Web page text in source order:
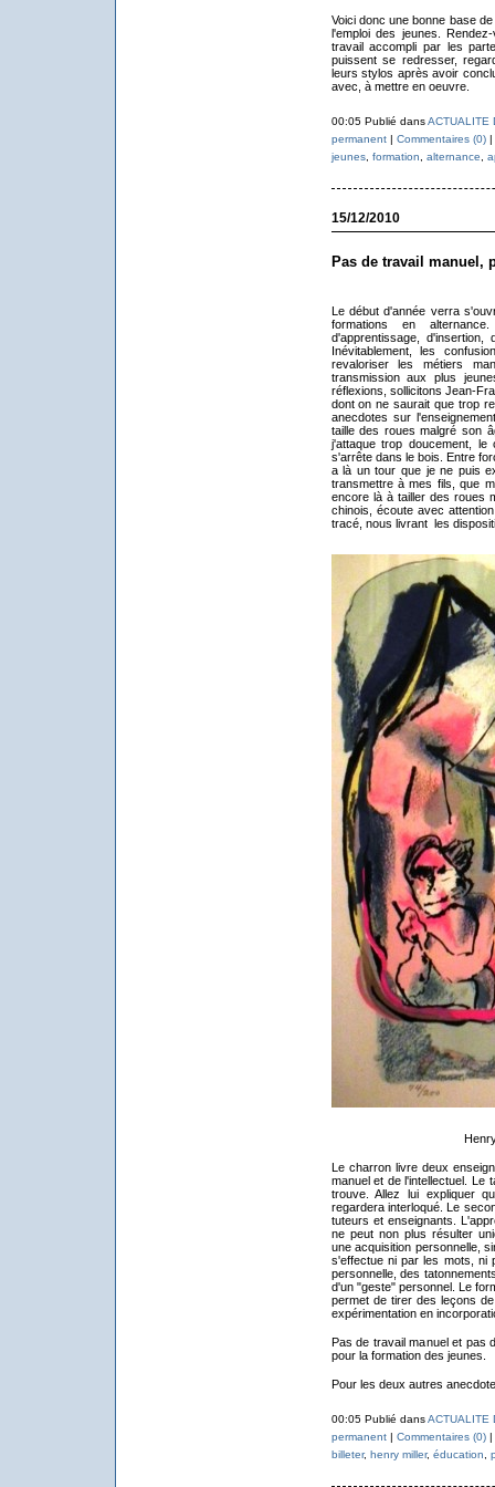
Voici donc une bonne base
l'emploi des jeunes.
travail accompli par les
puissent se redresser,
leurs stylos après avoir
avec, à mettre en oeuvre.
00:05 Publié dansACTUALITE
permanent| Commentaires (0)|
jeunes, formation alternance
15/12/2010
Pas de travail manuel,
Le début d'année verra
formations en
d'apprentissage,
Inévitablement, les
revaloriser les métiers
transmission aux plus
réflexions, sollicitons Jean-
dont on ne saurait que trop
anecdotes sur
taille des roues malgré son
j'attaque trop doucement,
s'arrête dans le bois. Entre
a là un tour que je ne puis
transmettre à mes fils, que
encore là à tailler des roues
chinois, écoute avec
tracé, nous livrant les
Le charron livre deux
manuel et de l'intellectuel. Le
trouve. Allez lui expliquer
regardera interloqué. Le
tuteurs et enseignants.
ne peut non plus résulter
une acquisition personnelle,
s'effectue ni par les mots, ni
personnelle, des
d'un "geste" personnel. Le
permet de tirer des leçons
expérimentation en
Pas de travail manuel et pas
pour la formation des jeunes.
Pour les deux autres
00:05 Publié dansACTUALITE
permanent| Commentaires (0)|
billeter, henry miller, éducation